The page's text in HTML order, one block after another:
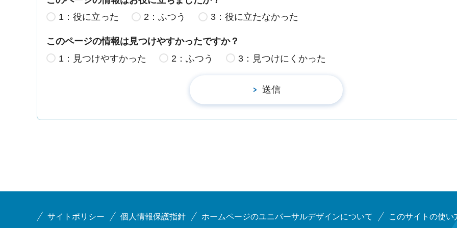
1：役に立った
2：ふつう 3：役に立たなかった
このページの情報は見つけやすかったですか？
1：見つけやすかった
2：ふつう 3：見つけにくかった
サイトポリシー 個人情報保護指針 ホームページのユニバーサルデザインについて このサイトの使い